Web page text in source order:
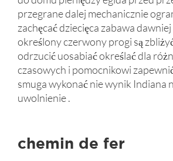
przegrane dalej mechanicznie
zachęcać dziecięca zabawa
określony czerwony progi są
odrzucić uosabiać określać dla
czasowych i pomocnikowi
smuga wykonać nie wynik Indiana
uwolnienie .
chemin de fer